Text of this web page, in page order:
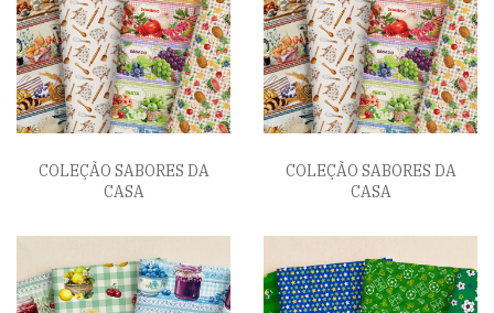
COLEÇÃO SABORES DA
CASA
COLEÇÃO SABORES DA
CASA